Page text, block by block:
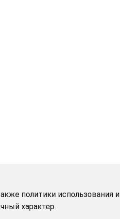
политики использования и
характер.